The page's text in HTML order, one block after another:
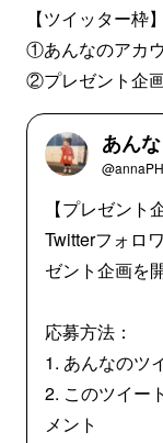
【ツイッター枠】
①あんなのアカ
②プレゼント企
あん
【プレゼント
Twitterフォロ
ゼント企画を
応募方法：
1. あんなのツ
2. このツイー
メント